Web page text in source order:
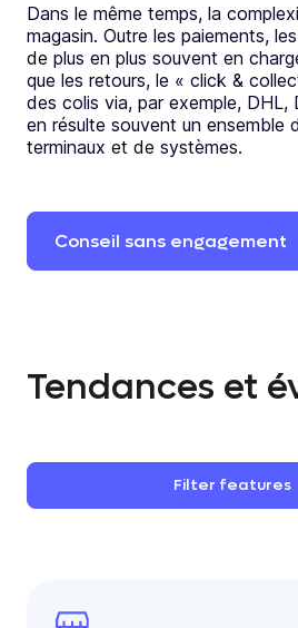
Dans le même temps, la
magasin. Outre les paiements,
de plus en plus souvent en
que les retours, le « click &
des colis via, par exemple,
en résulte souvent un ensemble
terminaux et de systèmes.
Conseil sans engagement
Tendances et
Filter features